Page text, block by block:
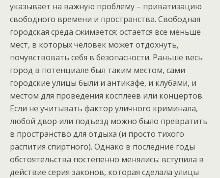
указывает на важную проблему – приватизацию
свободного времени и пространства. Свободная
городская среда сжимается: остается все меньше
мест, в которых человек может отдохнуть,
почувствовать себя в безопасности. Раньше весь
город в потенциале был таким местом, сами
городские улицы были и антикафе, и клубами, и
местом для проведения косплеев или концертов.
Если не учитывать фактор уличного криминала,
любой двор или подъезд можно было превратить
в пространство для отдыха (и просто тихого
распития спиртного). Однако в последние годы
обстоятельства постепенно менялись: вступила в
действие серия законов, которая сделала улицы